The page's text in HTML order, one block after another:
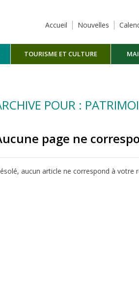
Accueil Nouvelles
TOURISME ET CULTURE
POUR :
page ne
aucun article ne correspond à votre